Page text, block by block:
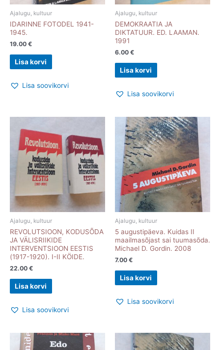
Ajalugu, kultuur
IDARINNE FOTODEL 1941-
1945.
19.00 €
Lisa korvi
Lisa soovikorvi
Ajalugu, kultuur
DEMOKRAATIA JA
DIKTATUUR. ED. LAAMAN.
1991
6.00 €
Lisa korvi
Lisa soovikorvi
Ajalugu, kultuur
REVOLUTSIOON, KODUSÕDA
JA VÄLISRIIKIDE
INTERVENTSIOON EESTIS
(1917-1920). I-II KÖIDE.
22.00 €
Lisa korvi
Lisa soovikorvi
Ajalugu, kultuur
5 augustipäeva. Kuidas II
maailmasõjast sai tuumasõda.
Michael D. Gordin. 2008
7.00 €
Lisa korvi
Lisa soovikorvi